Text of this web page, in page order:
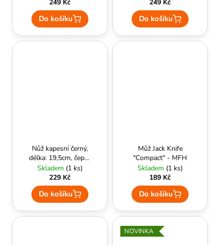
249 Kč
Do košíku
249 Kč
Do košíku
Nůž kapesní černý,
délka: 19,5cm, čepel:
8,5cm
Skladem (1 ks)
229 Kč
Do košíku
Můž Jack Knife
"Compact" - MFH
Skladem (1 ks)
189 Kč
Do košíku
NOVINKA